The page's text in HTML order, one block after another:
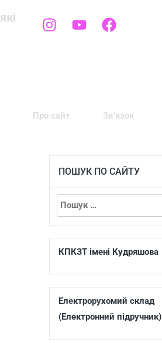
Про сайт Зв’язок
ПОШУК ПО САЙТУ
КПКЗТ імені Кудряшова
Електрорухомий склад
(Електронний підручник)